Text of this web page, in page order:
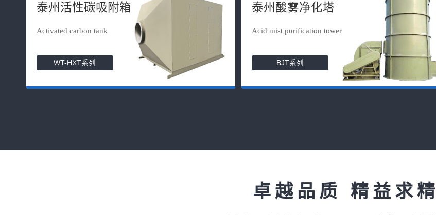
泰州活性碳吸附箱
Activated carbon tank
WT-HXT系列
泰州酸雾净化塔
Acid mist purification tower
BJT系列
卓越品质 精益求精